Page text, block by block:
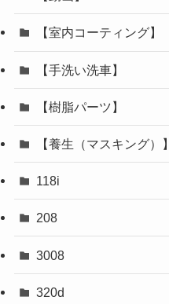
【室内コーティング】
【手洗い洗車】
【樹脂パーツ】
【養生（マスキング）】
118i
208
3008
320d